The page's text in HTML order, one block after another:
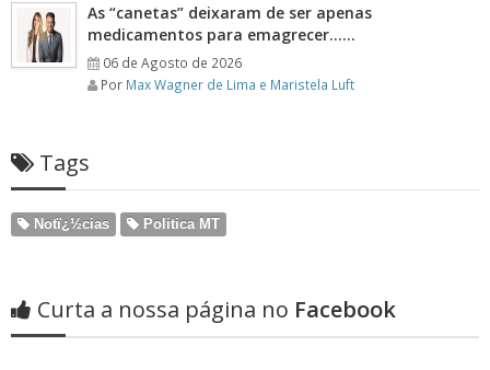
As “canetas” deixaram de ser apenas
medicamentos para emagrecer……
06 de Agosto de 2026
Por Max Wagner de Lima e Maristela Luft
Tags
Notï¿½cias Politica MT
Curta a nossa página no Facebook